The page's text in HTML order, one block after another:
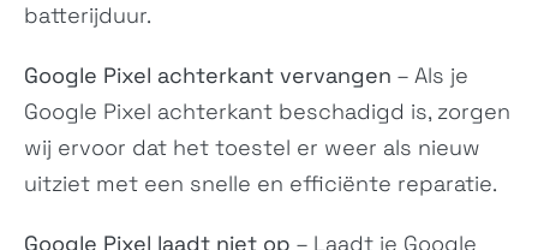
Desire 20 Pro U20 5G
batterijduur.
Google Pixel achterkant vervangen – Als je
Google Pixel achterkant beschadigd is, zorgen
wij ervoor dat het toestel er weer als nieuw
uitziet met een snelle en efficiënte reparatie.
Google Pixel laadt niet op – Laadt je Google